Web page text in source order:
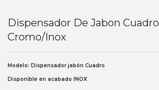
Dispensador De Jabon Cuadro
Cromo/inox
Modelo: Dispensador jabón Cuadro
Disponible en acabado INOX